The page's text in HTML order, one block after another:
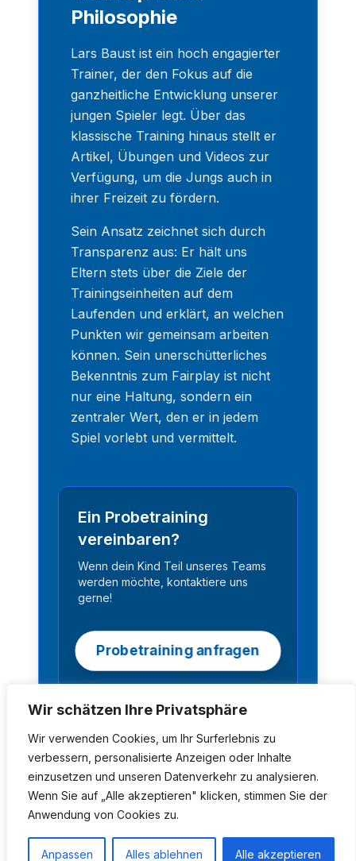
Wir schätzen Ihre Privatsphäre
Wir verwenden Cookies, um Ihr Surferlebnis zu
verbessern, personalisierte Anzeigen oder Inhalte
einzusetzen und unseren Datenverkehr zu analysieren.
Wenn Sie auf „Alle akzeptieren" klicken, stimmen Sie der
Anwendung von Cookies zu.
Anpassen Alles ablehnen Alle akzeptieren
Trainerprofil &
Lars Baust ist ein hoch engagierter
Trainer, der den Fokus auf die
ganzheitliche Entwicklung unserer
jungen Spieler legt. Über das
klassische Training hinaus stellt er
Artikel, Übungen und Videos zur
Verfügung, um die Jungs auch in
Sein Ansatz zeichnet sich durch
Transparenz aus: Er hält uns
Eltern stets über die Ziele der
Trainingseinheiten auf dem
Laufenden und erklärt, an welchen
Punkten wir gemeinsam arbeiten
können. Sein unerschütterliches
Bekenntnis zum Fairplay ist nicht
nur eine Haltung, sondern ein
zentraler Wert, den er in jedem
Ein Probetraining
vereinbaren?
Wenn dein Kind Teil unseres Teams
werden möchte, kontaktiere uns
Probetraining anfragen